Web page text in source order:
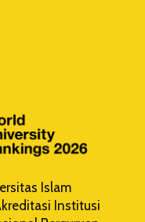
Islam
Institusi